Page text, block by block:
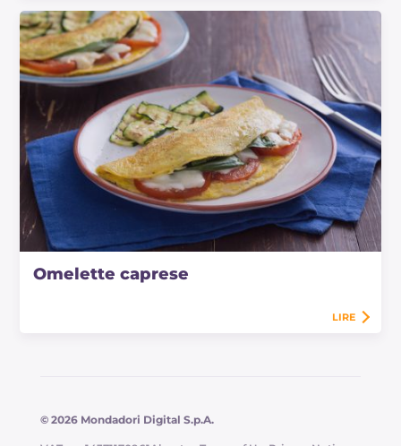
Omelette caprese
LIRE
© 2026 Mondadori Digital S.p.A.